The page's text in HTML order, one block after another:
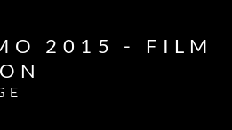
2015 - FILM